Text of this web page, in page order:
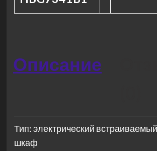
Описание
Тип: электрический
шкаф